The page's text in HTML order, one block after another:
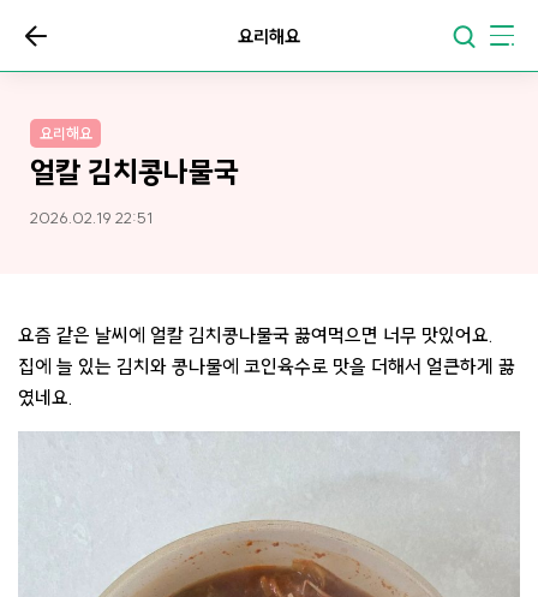
요리해요
요리해요
얼칼 김치콩나물국
2026.02.19 22:51
요즘 같은 날씨에 얼칼 김치콩나물국 끓여먹으면 너무 맛있어요.
집에 늘 있는 김치와 콩나물에 코인육수로 맛을 더해서 얼큰하게 끓
였네요.